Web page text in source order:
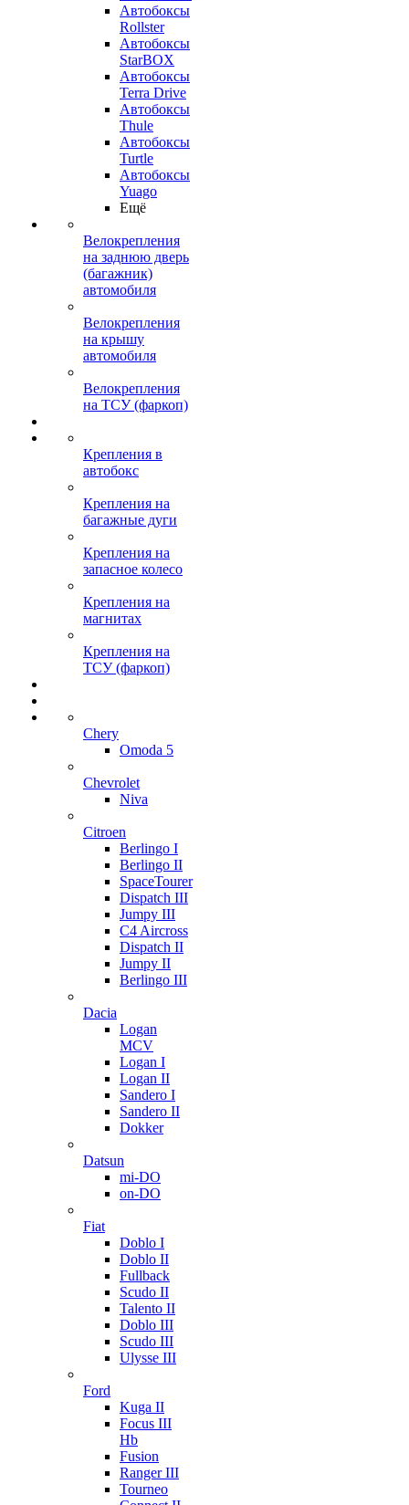
Автобоксы
Rollster
Автобоксы
StarBOX
Автобоксы
Terra Drive
Автобоксы
Thule
Автобоксы
Turtle
Автобоксы
Yuago
Ещё
Велокрепления
на заднюю дверь
(багажник)
автомобиля
Велокрепления
на крышу
автомобиля
Велокрепления
на ТСУ (фаркоп)
Крепления в
автобокс
Крепления на
багажные дуги
Крепления на
запасное колесо
Крепления на
магнитах
Крепления на
ТСУ (фаркоп)
Chery
Omoda 5
Chevrolet
Niva
Citroen
Berlingo I
Berlingo II
SpaceTourer
Dispatch III
Jumpy III
C4 Aircross
Dispatch II
Jumpy II
Berlingo III
Dacia
Logan
MCV
Logan I
Logan II
Sandero I
Sandero II
Dokker
Datsun
mi-DO
on-DO
Fiat
Doblo I
Doblo II
Fullback
Scudo II
Talento II
Doblo III
Scudo III
Ulysse III
Ford
Kuga II
Focus III
Hb
Fusion
Ranger III
Tourneo